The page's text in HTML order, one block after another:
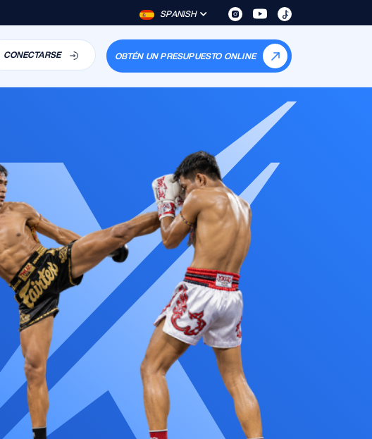
SPANISH
CONECTARSE OBTÉN UN PRESUPUESTO ONLINE